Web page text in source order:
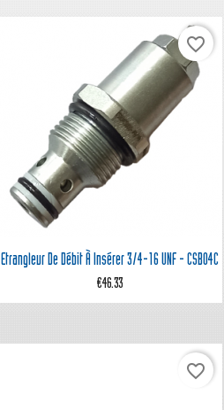
Quick view
Etrangleur De Débit À Insérer 3/4-16 UNF - CSB04C
€46.33
favorite_border
favorite_border